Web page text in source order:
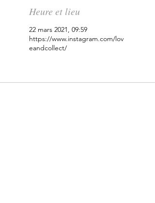
Heure et lieu
22 mars 2021, 09:59
https://www.instagram.com/lov
eandcollect/